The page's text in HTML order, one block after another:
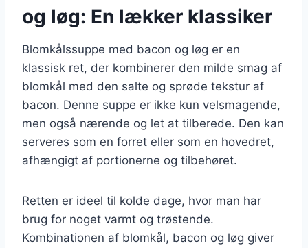
og løg: En lækker klassiker
Blomkålssuppe med bacon og løg er en
klassisk ret, der kombinerer den milde smag af
blomkål med den salte og sprøde tekstur af
bacon. Denne suppe er ikke kun velsmagende,
men også nærende og let at tilberede. Den kan
serveres som en forret eller som en hovedret,
afhængigt af portionerne og tilbehøret.
Retten er ideel til kolde dage, hvor man har
brug for noget varmt og trøstende.
Kombinationen af blomkål, bacon og løg giver